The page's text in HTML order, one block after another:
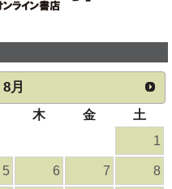
8月
木 金
土
1
5 6 7 8